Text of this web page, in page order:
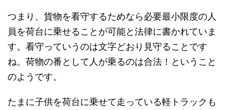
つまり、貨物を看守するためなら必要最小限度の人
員を荷台に乗せることが可能と法律に書かれていま
す。看守っていうのは文字どおり見守ることです
ね。荷物の番として人が乗るのは合法！ということ
のようです。
たまに子供を荷台に乗せて走っている軽トラックも